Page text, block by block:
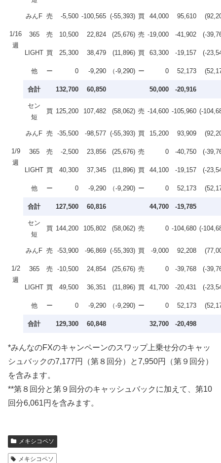
1/16
週
みんF 売 -5,500 -100,565 (-55,393) 買 44,000 95,610
365 売 10,500 22,824 (25,676) 売 -19,000 -41,902 (-
LIGHT 買 25,300 38,479 (11,896) 買 63,300 -19,157 (-
他 ー 0 -9,290 （-9,290) ー 0 52,173
合計 132,700 60,850 50,000 -20,916
1/9
週
セン
短
買 125,200 107,482 (58,062) 売 -14,600 -105,960 (-
みんF 売 -35,500 -98,577 (-55,393) 買 15,200 93,909
365 売 -2,500 23,856 (25,676) 売 0 -40,750 (-
LIGHT 買 40,300 37,345 (11,896) 買 44,100 -19,157 (-
他 ー 0 -9,290 （-9,290) ー 0 52,173
合計 127,500 60,816 44,700 -19,785
1/2
週
セン
短
買 144,200 105,802 (58,062) 売 0 -104,680 (-
みんF 売 -53,900 -96,869 (-55,393) 買 -9,000 92,208
365 売 -10,500 24,854 (25,676) 売 0 -39,768 (-
LIGHT 買 49,500 36,351 (11,896) 買 41,700 -20,431 (-
他 ー 0 -9,290 （-9,290) ー 0 52,173
合計 129,300 60,848 32,700 -20,498
*みんなのFXのキャンペーンのスワップ上乗せ分のキャッ
シュバックの7,177円（第８回分）と7,950円（第９回分）
を含みます。
**第８回分と第９回分のキャッシュバックに加えて、第10
回分6,061円を含みます。
メキシコペソ
メキシコペソ